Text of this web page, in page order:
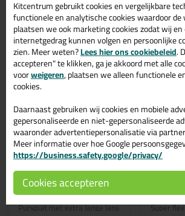
Gerelateerde
Kitcentrum Purpistool
XL - 60cm
Purspuit met extra lange lans
39,95
illbruck
Elastic
Super
11,
Kitcentrum gebruikt cookies en vergelijkbare
functionele en analytische cookies waardoor
plaatsen we ook marketing cookies zodat wij
internetgedrag kunnen volgen en persoonlijke
zien. Meer weten?Lees hier ons cookiebeleid.
accepteren" te klikken, ga je akkoord met alle
voorweigeren, plaatsen we alleen functionele
cookies.
Daarnaast gebruiken wij cookies en mobiele
gepersonaliseerde en niet-gepersonaliseerde
waaronder advertentiepersonalisatie via
Meer informatie over hoe Google
https://business.safety.google/privacy/
Cookies accepteren